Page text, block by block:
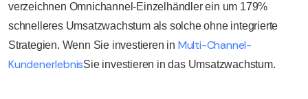
verzeichnen Omnichannel-Einzelhändler ein um 179%
schnelleres Umsatzwachstum als solche ohne integrierte
Strategien. Wenn Sie investieren in Multi-Channel-
KundenerlebnisSie investieren in das Umsatzwachstum.